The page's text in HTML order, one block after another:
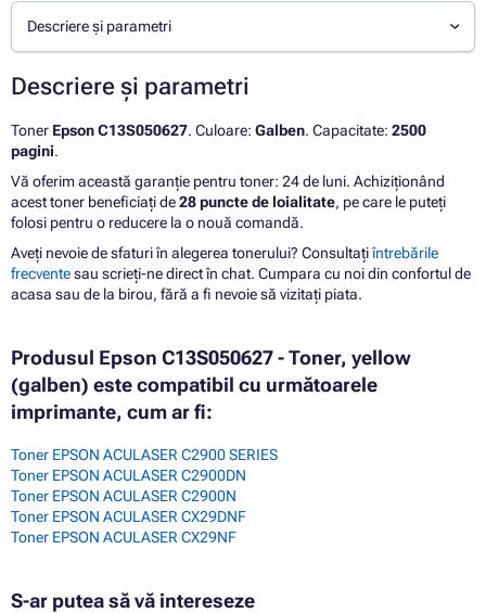
Descriere și parametri
Descriere și parametri
Toner Epson C13S050627. Culoare: Galben. Capacitate: 2500
pagini.
Vă oferim această garanție pentru toner: 24 de luni. Achiziționând
acest toner beneficiați de28 puncte de loialitate, pe care le puteți
folosi pentru o reducere la o nouă comandă.
Aveți nevoie de sfaturi în alegerea tonerului? Consultațiîntrebările
frecventesau scrieți-ne direct în chat. Cumpara cu noi din confortul de
acasa sau de la birou, fără a fi nevoie să vizitați piata.
Produsul Epson C13S050627 - Toner, yellow
(galben) este compatibil cu următoarele
imprimante, cum ar fi:
Toner EPSON ACULASER C2900 SERIES
Toner EPSON ACULASER C2900DN
Toner EPSON ACULASER C2900N
Toner EPSON ACULASER CX29DNF
Toner EPSON ACULASER CX29NF
S-ar putea să vă intereseze